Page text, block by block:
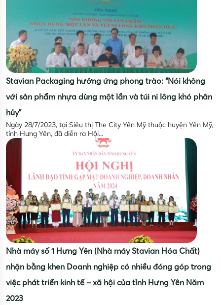
Stavian Packaging hưởng ứng phong trào: “Nói không
với sản phẩm nhựa dùng một lần và túi ni lông khó phân
hủy”
Ngày 28/7/2023, tại Siêu thị The City Yên Mỹ thuộc huyện Yên Mỹ,
tỉnh Hưng Yên, đã diễn ra Hội…
Nhà máy số 1 Hưng Yên (Nhà máy Stavian Hóa Chất)
nhận bằng khen Doanh nghiệp có nhiều đóng góp trong
việc phát triển kinh tế – xã hội của tỉnh Hưng Yên Năm
2023